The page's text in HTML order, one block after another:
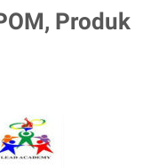
Produk